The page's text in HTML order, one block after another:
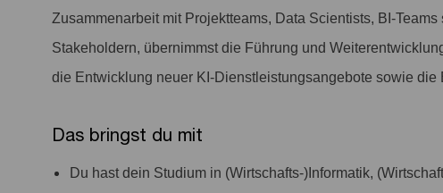
Zusammenarbeit mit Projektteams, Data Scientists, BI-
Stakeholdern, übernimmst die Führung und
die Entwicklung neuer KI-Dienstleistungsangebote sowie
Das bringst du mit
Du hast dein Studium in (Wirtschafts-)Informatik,